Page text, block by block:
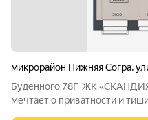
микрорайон Нижняя Согра,
Буденного 78Г-ЖК
мечтает о приватности и